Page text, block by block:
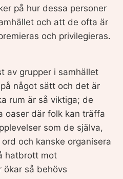
på hur dessa personer
och att de ofta är
och privilegieras.
av grupper i samhället
något sätt och det är
rum är så viktiga; de
oaser där folk kan träffa
som de själva,
och kanske organisera
hatbrott mot
ökar så behövs